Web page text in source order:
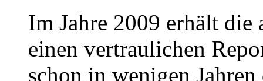
Im Jahre 2009 erhält die
einen vertraulichen
schon in wenigen